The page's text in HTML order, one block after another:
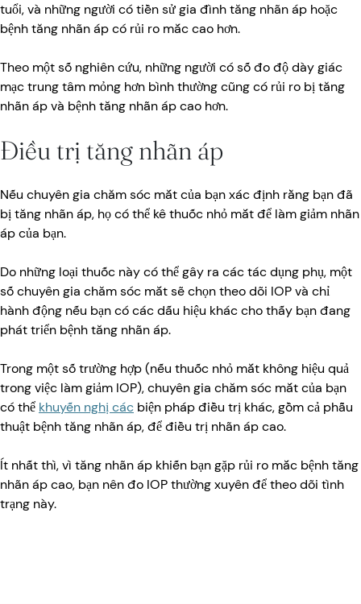
tuổi, và những người có tiền sử gia đình tăng nhãn áp hoặc
bệnh tăng nhãn áp có rủi ro mắc cao hơn.
Theo một số nghiên cứu, những người có số đo độ dày giác
mạc trung tâm mỏng hơn bình thường cũng có rủi ro bị tăng
nhãn áp và bệnh tăng nhãn áp cao hơn.
Điều trị tăng nhãn áp
Nếu chuyên gia chăm sóc mắt của bạn xác định rằng bạn đã
bị tăng nhãn áp, họ có thể kê thuốc nhỏ mắt để làm giảm nhãn
áp của bạn.
Do những loại thuốc này có thể gây ra các tác dụng phụ, một
số chuyên gia chăm sóc mắt sẽ chọn theo dõi IOP và chỉ
hành động nếu bạn có các dấu hiệu khác cho thấy bạn đang
phát triển bệnh tăng nhãn áp.
Trong một số trường hợp (nếu thuốc nhỏ mắt không hiệu quả
trong việc làm giảm IOP), chuyên gia chăm sóc mắt của bạn
có thể khuyến nghị các biện pháp điều trị khác, gồm cả phẫu
thuật bệnh tăng nhãn áp, để điều trị nhãn áp cao.
Ít nhất thì, vì tăng nhãn áp khiến bạn gặp rủi ro mắc bệnh tăng
nhãn áp cao, bạn nên đo IOP thường xuyên để theo dõi tình
trạng này.